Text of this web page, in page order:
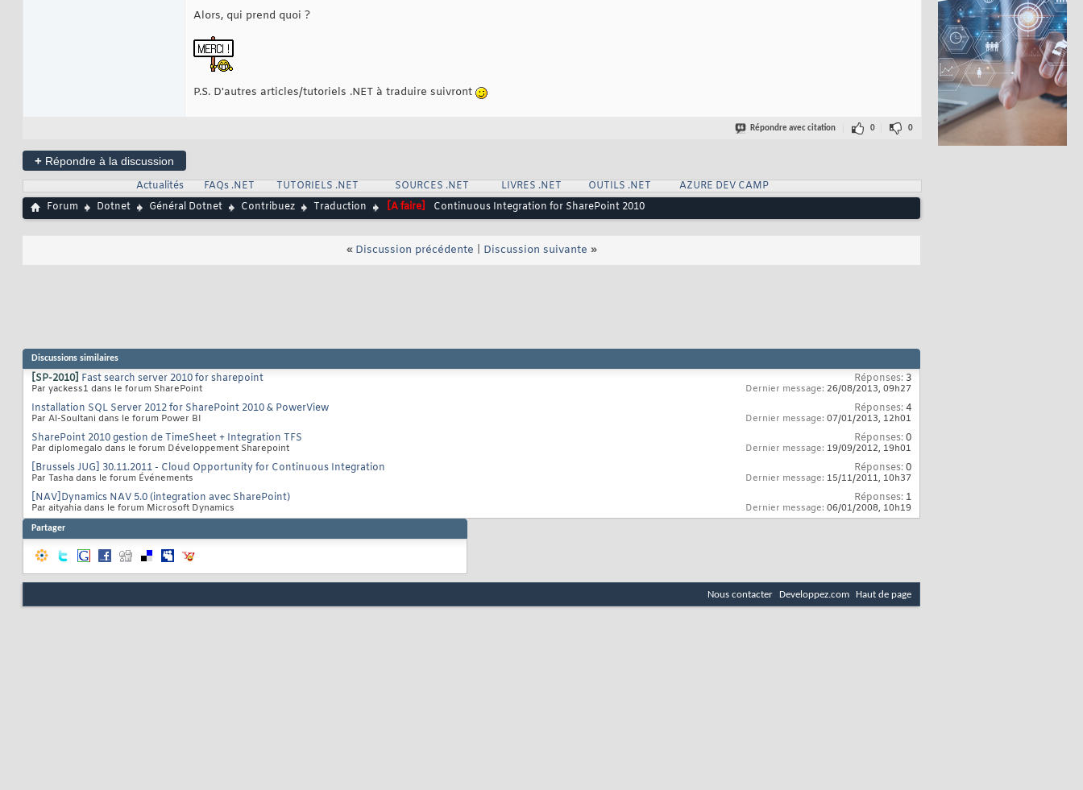
Alors, qui prend quoi ?
P.S. D'autres articles/tutoriels .NET à traduire suivront
Répondre avec citation 0 0
+ Répondre à la discussion
Actualités
FAQs .NET TUTORIELS .NET SOURCES .NET LIVRES .NET OUTILS .NET
AZURE DEV CAMP
Forum
Dotnet Général Dotnet Contribuez Traduction [A faire] Continuous Integration for SharePoint 2010
« Discussion précédente Discussion suivante »
Discussions similaires
[SP-2010] Fast search server 2010 for sharepoint
Par yackess1 dans le forum SharePoint
Réponses: 3
Dernier message: 26/08/2013, 09h27
Installation SQL Server 2012 for SharePoint 2010 & PowerView
Par Al-Soultani dans le forum Power BI
Réponses:4
Dernier message: 07/01/2013, 12h01
SharePoint 2010 gestion de TimeSheet + Integration TFS
Par diplomegalo dans le forum Développement Sharepoint
Réponses:0
Dernier message: 19/09/2012, 19h01
[Brussels JUG] 30.11.2011 - Cloud Opportunity for Continuous Integration
Par Tasha dans le forum Événements
Réponses:0
Dernier message: 15/11/2011, 10h37
[NAV]Dynamics NAV 5.0 (integration avec SharePoint)
Par aityahia dans le forum Microsoft Dynamics
Réponses: 1
Dernier message: 06/01/2008, 10h19
Partager
Nous contacter Developpez.com Haut de page